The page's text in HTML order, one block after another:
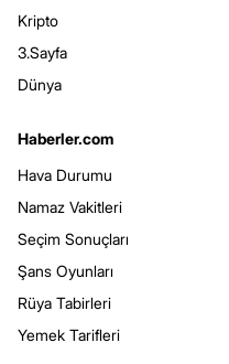
Kripto
3.Sayfa
Dünya
Haberler.com
Hava Durumu
Namaz Vakitleri
Seçim Sonuçları
Şans Oyunları
Rüya Tabirleri
Yemek Tarifleri